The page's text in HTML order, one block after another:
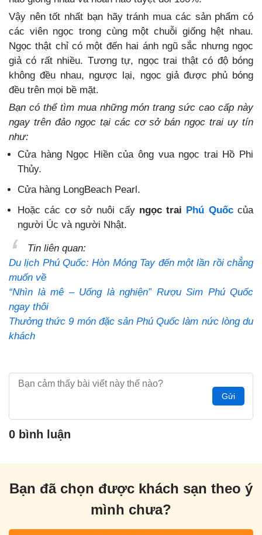
Vậy nên tốt nhất bạn hãy tránh mua các sản phẩm có
các viên ngọc trong cùng một chuỗi giống hệt nhau.
Ngọc thật chỉ có một đến hai ánh ngũ sắc nhưng ngọc
giả có rất nhiều. Tương tự, ngọc trai thật có độ bóng
không đều nhau, ngược lại, ngọc giả được phủ bóng
đều trên mọi bề mặt.
Bạn có thể tìm mua những món trang sức cao cấp này
ngay trên đảo ngọc tại các cơ sở bán ngọc trai uy tín
như:
Cửa hàng Ngọc Hiền của ông vua ngọc trai Hồ Phi
Thủy.
Cửa hàng LongBeach Pearl.
Hoặc các cơ sở nuôi cấy ngọc trai Phú Quốccủa
người Úc và người Nhật.
Tin liên quan:
Du lịch Phú Quốc: Hòn Móng Tay đến một lần rồi chẳng
muốn về
“Nhìn là mê – Uống là nghiện” Rượu Sim Phú Quốc
ngay thôi
Thưởng thức 9 món đặc sản Phú Quốc làm nức lòng du
khách
Gửi
0 bình luận
Bạn đã chọn được khách sạn theo ý
mình chưa?